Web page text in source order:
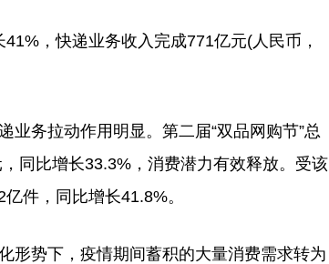
，快递业务收入完成771亿元(人民币，
务拉动作用明显。第二届“双品网购节”总
同比增长33.3%，消费潜力有效释放。受该
件，同比增长41.8%。
势下，疫情期间蓄积的大量消费需求转为